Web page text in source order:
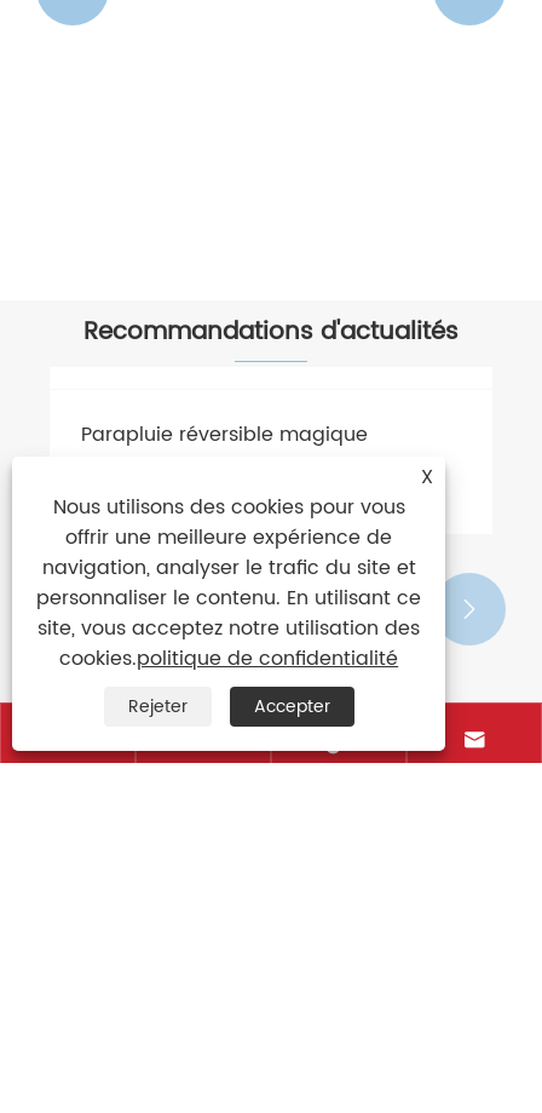
Recommandations d'actualités

X
Nous utilisons des cookies pour vous
offrir une meilleure expérience de
navigation, analyser le trafic du site et
personnaliser le contenu. En utilisant ce
site, vous acceptez notre utilisation des
cookies.politique de confidentialité
Rejeter Accepter